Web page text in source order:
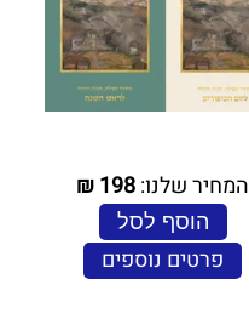
המחיר שלנו:198
₪
הוסף לסל
פרטים נוספים